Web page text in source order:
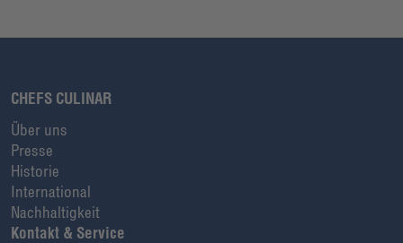
CHEFS CULINAR
Über uns
Presse
Historie
International
Nachhaltigkeit
Kontakt & Service